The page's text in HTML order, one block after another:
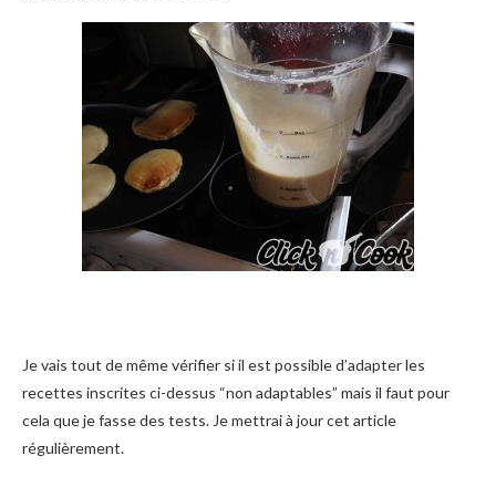
Je vais tout de même vérifier si il est possible d’adapter les
recettes inscrites ci-dessus “non adaptables” mais il faut pour
cela que je fasse des tests. Je mettrai à jour cet article
régulièrement.